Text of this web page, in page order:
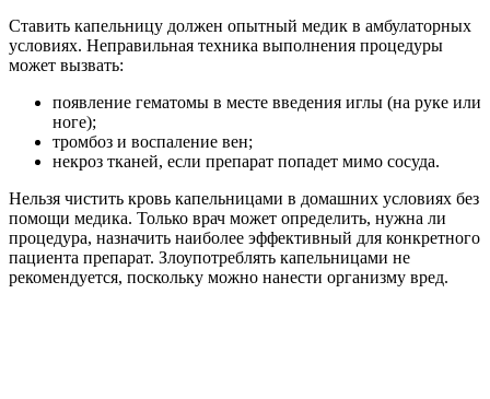
Ставить капельницу должен опытный медик в амбулаторных
условиях. Неправильная техника выполнения процедуры
может вызвать:
появление гематомы в месте введения иглы (на руке или
ноге);
тромбоз и воспаление вен;
некроз тканей, если препарат попадет мимо сосуда.
Нельзя чистить кровь капельницами в домашних условиях без
помощи медика. Только врач может определить, нужна ли
процедура, назначить наиболее эффективный для конкретного
пациента препарат. Злоупотреблять капельницами не
рекомендуется, поскольку можно нанести организму вред.